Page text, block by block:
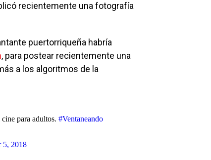
recientemente una fotografía
puertorriqueña habría
, para postear recientemente una
a los algoritmos de la
para adultos. #Ventaneando
5, 2018